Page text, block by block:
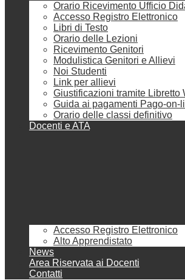
Orario Ricevimento Ufficio
Accesso Registro Elettronico
Libri di Testo
Orario delle Lezioni
Ricevimento Genitori
Modulistica Genitori e Allievi
Noi Studenti
Link per allievi
Giustificazioni tramite Libretto
Guida ai pagamenti Pago-on-
Orario delle classi definitivo
Docenti e ATA
Accesso Registro Elettronico
Alto Apprendistato
News
Area Riservata ai Docenti
Contatti